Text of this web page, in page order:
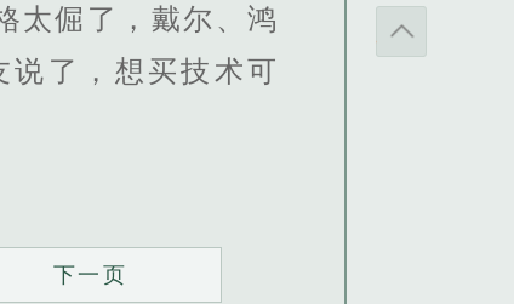
太倔了，戴尔、鸿
了，想买技术可
下一页